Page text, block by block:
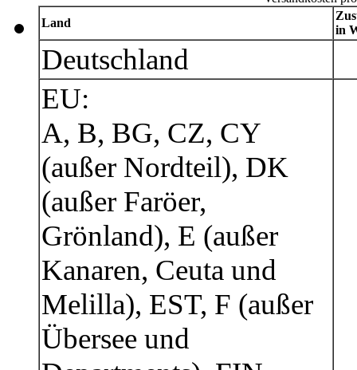
Land
in
Deutschland
EU:
A, B, BG, CZ, CY
(außer Nordteil), DK
(außer Faröer,
Grönland), E (außer
Kanaren, Ceuta und
Melilla), EST, F (außer
Übersee und